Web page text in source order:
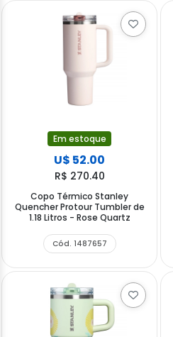
Em estoque
U$ 52.00
R$ 270.40
Copo Térmico Stanley
Quencher Protour Tumbler de
1.18 Litros - Rose Quartz
Cód. 1487657